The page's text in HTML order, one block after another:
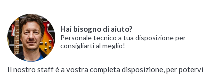
Hai bisogno di aiuto?
Personale tecnico a tua disposizione per
consigliarti al meglio!
Il nostro staff è a vostra completa disposizione, per potervi